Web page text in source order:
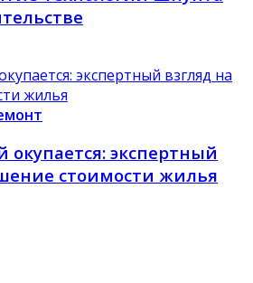
окупается: экспертный
стоимости жилья